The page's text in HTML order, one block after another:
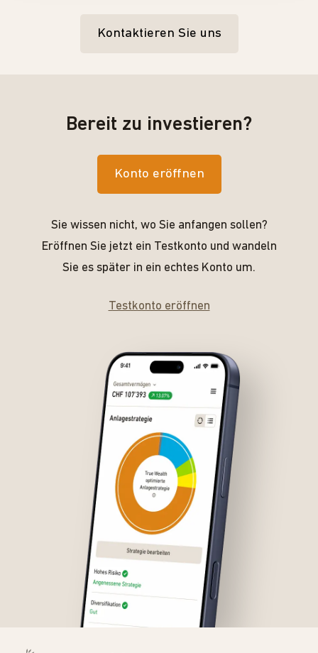
Kontaktieren Sie uns
Bereit zu investieren?
Konto eröffnen
Sie wissen nicht, wo Sie anfangen sollen?
Eröffnen Sie jetzt ein Testkonto und wandeln
Sie es später in ein echtes Konto um.
Testkonto eröffnen